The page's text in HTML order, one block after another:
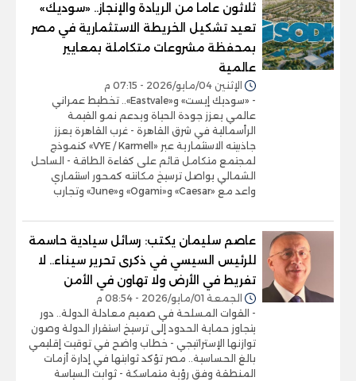
ثلاثون عاما من الريادة والإنجاز.. «سوديك»
تعيد تشكيل الخريطة الاستثمارية في مصر
بمحفظة مشروعات متكاملة بمعايير
عالمية
الإثنين 04/مايو/2026 - 07:15 م
- «سوديك إيست» و«Eastvale».. تخطيط عمراني
عالمي يعزز جودة الحياة ويدعم نمو القيمة
الرأسمالية في شرق القاهرة - غرب القاهرة يعزز
جاذبيته الاستثمارية عبر «VYE / Karmell» كنموذج
لمجتمع متكامل قائم على كفاءة الطاقة - الساحل
الشمالي يواصل ترسيخ مكانته كمحور استثماري
واعد مع «Caesar» و«Ogami» و«June» وتجارب
عاصم سليمان يكتب: رسائل سيادية حاسمة
للرئيس السيسي في ذكرى تحرير سيناء.. لا
تفريط في الأرض ولا تهاون في الأمن
الجمعة 01/مايو/2026 - 08:54 م
- القوات المسلحة في صميم معادلة الدولة.. دور
يتجاوز حماية الحدود إلى ترسيخ استقرار الدولة وصون
توازنها الإستراتيجي - خطاب واضح في توقيت إقليمي
بالغ الحساسية.. مصر تؤكد ثوابتها في إدارة أزمات
المنطقة وفق رؤية متماسكة - ثوابت السياسة